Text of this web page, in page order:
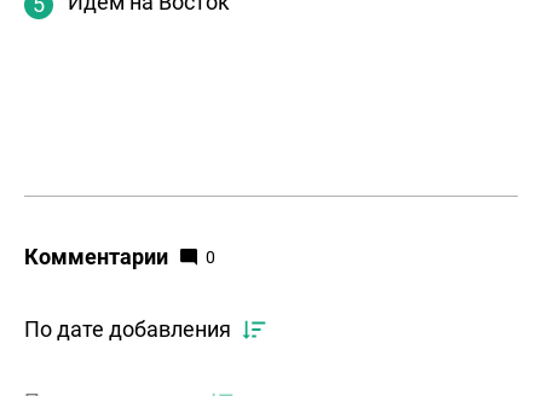
Комментарии 0
По дате добавления